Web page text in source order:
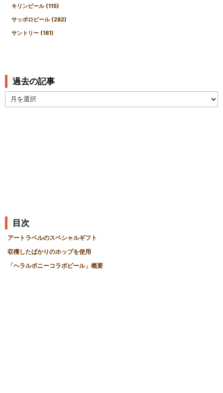
キリンビール (115)
サッポロビール (282)
サントリー (181)
過去の記事
去
目次
アートラベルのスペシャルギフト
収穫したばかりのホップを使用
「ヘラルボニーコラボビール」概要